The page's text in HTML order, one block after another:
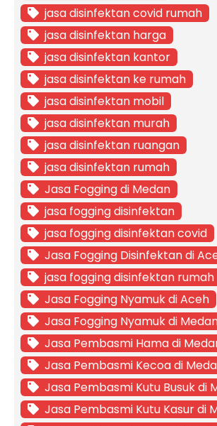
jasa disinfektan covid rumah
jasa disinfektan harga
jasa disinfektan kantor
jasa disinfektan ke rumah
jasa disinfektan mobil
jasa disinfektan murah
jasa disinfektan ruangan
jasa disinfektan rumah
Jasa Fogging di Medan
jasa fogging disinfektan
jasa fogging disinfektan covid
Jasa Fogging Disinfektan di
jasa fogging disinfektan rumah
Jasa Fogging Nyamuk di Aceh
Jasa Fogging Nyamuk di
Jasa Pembasmi Hama di
Jasa Pembasmi Kecoa di
Jasa Pembasmi Kutu Busuk di
Jasa Pembasmi Kutu Kasur di